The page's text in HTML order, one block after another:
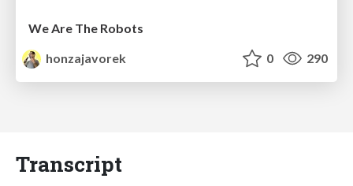
We Are The Robots
honzajavorek
0 290
Transcript